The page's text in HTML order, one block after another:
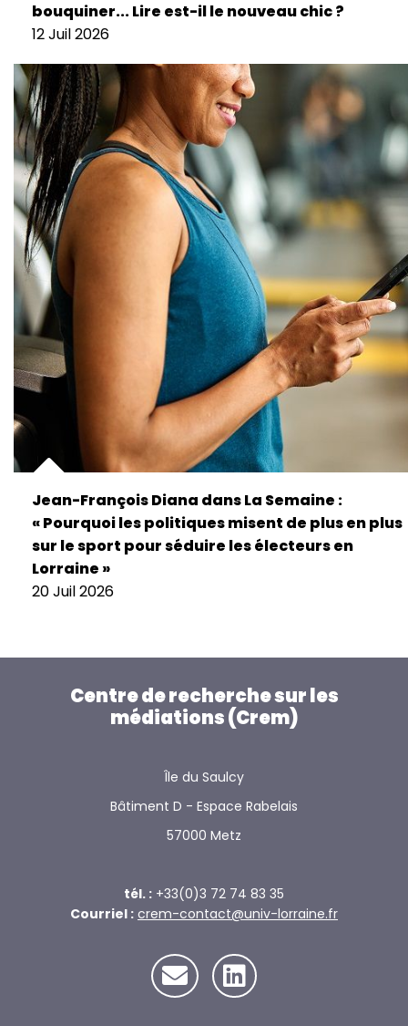
bouquiner... Lire est-il le nouveau chic ?
12 Juil 2026
Jean-François Diana dans La Semaine :
« Pourquoi les politiques misent de plus en plus
sur le sport pour séduire les électeurs en
Lorraine »
20 Juil 2026
Centre de recherche sur les
médiations (Crem)
Île du Saulcy
Bâtiment D - Espace Rabelais
57000 Metz
tél. : +33(0)3 72 74 83 35
Courriel : crem-contact@univ-lorraine.fr